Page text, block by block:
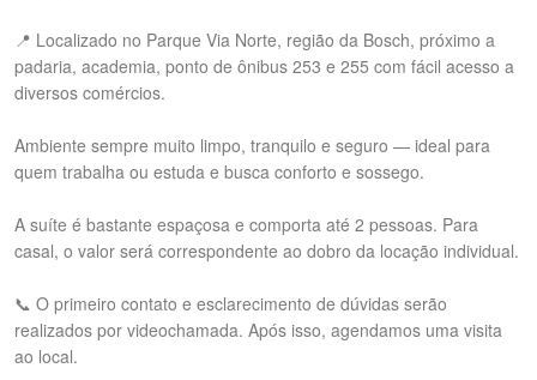
📍 Localizado no Parque Via Norte, região da Bosch, próximo a
padaria, academia, ponto de ônibus 253 e 255 com fácil acesso a
diversos comércios.
Ambiente sempre muito limpo, tranquilo e seguro — ideal para
quem trabalha ou estuda e busca conforto e sossego.
A suíte é bastante espaçosa e comporta até 2 pessoas. Para
casal, o valor será correspondente ao dobro da locação individual.
📞 O primeiro contato e esclarecimento de dúvidas serão
realizados por videochamada. Após isso, agendamos uma visita
ao local.